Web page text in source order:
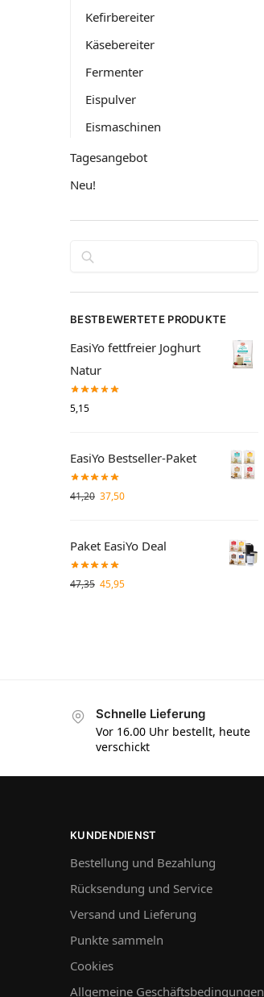
Kefirbereiter
Käsebereiter
Fermenter
Eispulver
Eismaschinen
Tagesangebot
Neu!
BESTBEWERTETE PRODUKTE
EasiYo fettfreier Joghurt
Natur
5,15
EasiYo Bestseller-Paket
41,20 37,50
Paket EasiYo Deal
47,35 45,95
Schnelle Lieferung
Vor 16.00 Uhr bestellt, heute
verschickt
KUNDENDIENST
Bestellung und Bezahlung
Rücksendung und Service
Versand und Lieferung
Punkte sammeln
Cookies
Allgemeine Geschäftsbedingungen